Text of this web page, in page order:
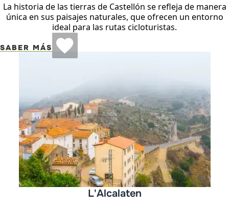
La historia de las tierras de Castellón se refleja de manera
única en sus paisajes naturales, que ofrecen un entorno
ideal para las rutas cicloturistas.
SABER MÁS
L'Alcalaten